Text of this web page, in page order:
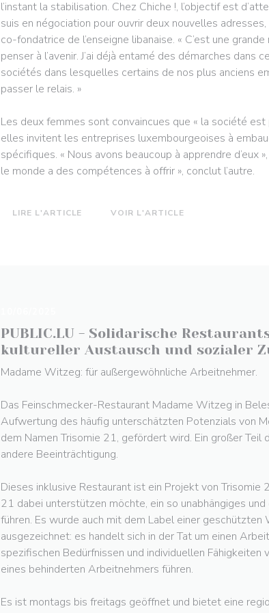
l’instant la stabilisation. Chez Chiche !, l’objectif est
suis en négociation pour ouvrir deux nouvelles
co-fondatrice de l’enseigne libanaise. « C’est une
penser à l’avenir. J’ai déjà entamé des démarches
sociétés dans lesquelles certains de nos plus anciens
passer le relais. »
Les deux femmes sont convaincues que « la société
elles invitent les entreprises luxembourgeoises à
spécifiques. « Nous avons beaucoup à apprendre d’eux
le monde a des compétences à offrir », conclut l’autre.
LIRE L'ARTICLE ((OUVRE UNE NOUVELLE FENÊTRE))
VOIR L'ARTICLE((OUVRE UNE
PUBLIC.LU - Solidarische
kultureller Austausch und sozialer
Madame Witzeg: für außergewöhnliche Arbeitnehmer.
Das Feinschmecker-Restaurant Madame Witzeg in
Aufwertung des häufig unterschätzten Potenzials von
dem Namen Trisomie 21, gefördert wird. Ein großer
andere Beeinträchtigung.
Dieses inklusive Restaurant ist ein Projekt von Trisomie
21 dabei unterstützen möchte, ein so unabhängiges
führen. Es wurde auch mit dem Label einer
ausgezeichnet: es handelt sich in der Tat um einen
spezifischen Bedürfnissen und individuellen
eines behinderten Arbeitnehmers führen.
Es ist montags bis freitags geöffnet und bietet eine